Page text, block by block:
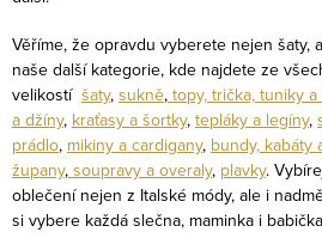
p
r
v
k
y
v
ý
Věříme, že opravdu vyberete nejen šaty,
naše další kategorie, kde najdete ze
velikostí šaty, sukně, topy, trička, tuniky a
a džíny, kraťasy a šortky, tepláky a legíny,
prádlo, mikiny a cardigany, bundy, kabáty
župany, soupravy a overaly, plavky.
oblečení nejen z Italské módy, ale i
si vybere každá slečna, maminka i